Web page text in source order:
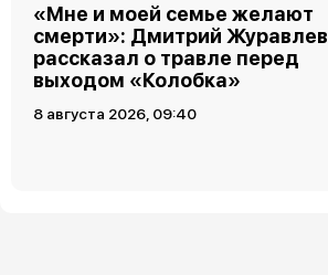
«Мне и моей семье желают
смерти»: Дмитрий Журавлев
рассказал о травле перед
выходом «Колобка»
8 августа 2026, 09:40